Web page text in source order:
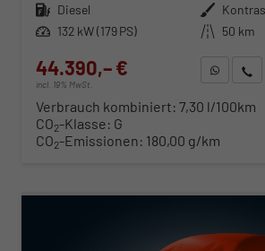
Kraftstoff Diesel Außenfarbe
Leistung 132 kW (179 PS) Kilometerstand 50 km
44.390,– €
incl. 19% MwSt.
Verbrauch kombiniert: 7,30 l/100km
CO2-Klasse: G
CO2-Emissionen: 180,00 g/km